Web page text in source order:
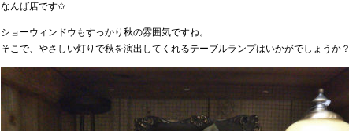
なんば店です✩
ショーウィンドウもすっかり秋の雰囲気ですね。
そこで、やさしい灯りで秋を演出してくれるテーブルランプはいかがでしょうか？